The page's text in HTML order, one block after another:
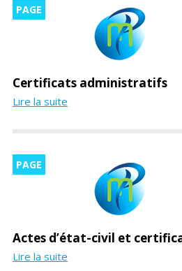
PAGE
Certificats administratifs
Lire la suite
PAGE
Actes d’état-civil et
Lire la suite